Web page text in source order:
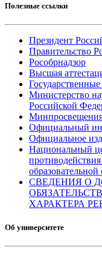
Полезные ссылки
Президент
Правительство
Рособрнадзор
Высшая
Государственные
Министерство
Российской
Официальный
Официальное
Национальный
СВЕДЕНИЯ О
ХАРАКТЕРА
Об университете